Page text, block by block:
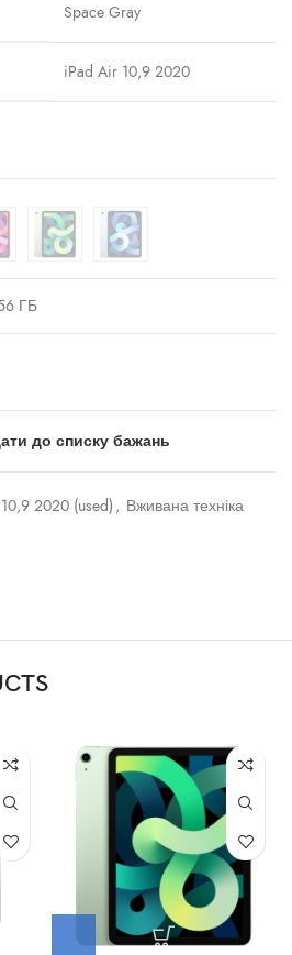
Space Gray
iPad Air 10,9 2020
ГБ
до списку бажань
2020 (used) , Вживана техніка